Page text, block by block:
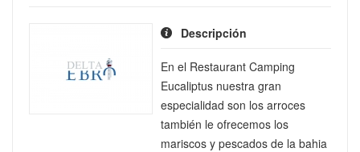
Descripción
En el Restaurant Camping
Eucaliptus nuestra gran
especialidad son los arroces
también le ofrecemos los
mariscos y pescados de la bahia